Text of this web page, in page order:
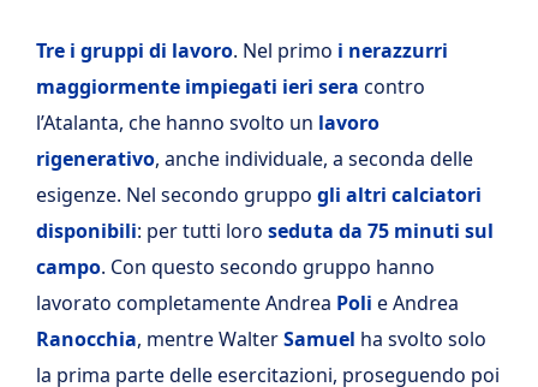
Tre i gruppi di lavoro. Nel primo i nerazzurri
maggiormente impiegati ieri sera contro
l’Atalanta, che hanno svolto un lavoro
rigenerativo, anche individuale, a seconda delle
esigenze. Nel secondo gruppo gli altri calciatori
disponibili: per tutti loro seduta da 75 minuti sul
campo. Con questo secondo gruppo hanno
lavorato completamente Andrea Poli e Andrea
Ranocchia, mentre WalterSamuel ha svolto solo
la prima parte delle esercitazioni, proseguendo poi